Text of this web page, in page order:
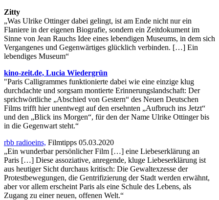
Zitty
„Was Ulrike Ottinger dabei gelingt, ist am Ende nicht nur ein
Flaniere in der eigenen Biografie, sondern ein Zeitdokument im
Sinne von Jean Rauchs Idee eines lebendigen Museums, in dem sich
Vergangenes und Gegenwärtiges glücklich verbinden. […] Ein
lebendiges Museum“
kino-zeit.de, Lucia Wiedergrün
"Paris Calligrammes funktionierte dabei wie eine einzige klug
durchdachte und sorgsam montierte Erinnerungslandschaft: Der
sprichwörtliche „Abschied von Gestern“ des Neuen Deutschen
Films trifft hier unentwegt auf den ersehnten „Aufbruch ins Jetzt“
und den „Blick ins Morgen“, für den der Name Ulrike Ottinger bis
in die Gegenwart steht.“
rbb radioeins, Filmtipps 05.03.2020
„Ein wunderbar persönlicher Film […] eine Liebeserklärung an
Paris […] Diese assoziative, anregende, kluge Liebeserklärung ist
aus heutiger Sicht durchaus kritisch: Die Gewaltexzesse der
Protestbewegungen, die Gentrifizierung der Stadt werden erwähnt,
aber vor allem erscheint Paris als eine Schule des Lebens, als
Zugang zu einer neuen, offenen Welt.“